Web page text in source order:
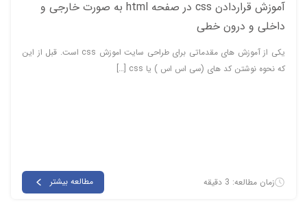
آموزش قراردادن css در صفحه html به صورت خارجی و
داخلی و درون خطی
یکی از آموزش های مقدماتی برای طراحی سایت اموزش css است. قبل از این
که نحوه نوشتن کد های (سی اس اس ) یا css […]
زمان مطالعه: 3 دقیقه مطالعه بیشتر